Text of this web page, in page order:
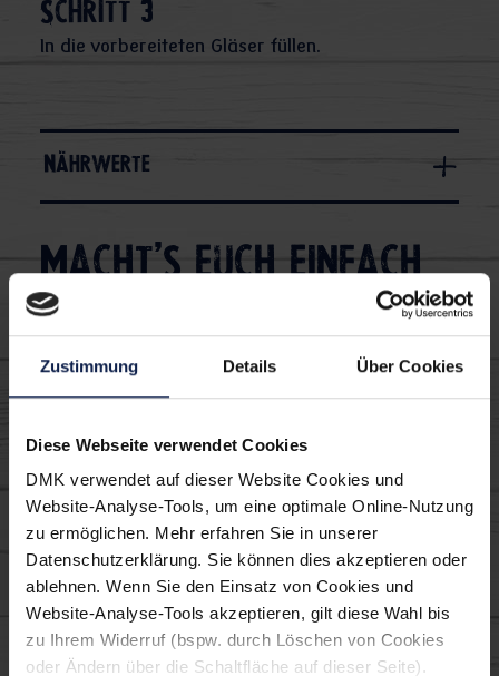
Zustimmung Details Über Cookies
Diese Webseite verwendet Cookies
DMK verwendet auf dieser Website Cookies und
Website-Analyse-Tools, um eine optimale Online-Nutzung
zu ermöglichen. Mehr erfahren Sie in unserer
Datenschutzerklärung. Sie können dies akzeptieren oder
ablehnen. Wenn Sie den Einsatz von Cookies und
Website-Analyse-Tools akzeptieren, gilt diese Wahl bis
zu Ihrem Widerruf (bspw. durch Löschen von Cookies
oder Ändern über die Schaltfläche auf dieser Seite).
Schritt 3
In die vorbereiteten Gläser füllen.
Nährwerte
Macht's euch einfach
lecker:
Getränk Sommer
Saison Sommer Erfrischungen
Drinks Buttermilch Cocktails
Tipp
Für einen besonders stabilen Salzrand